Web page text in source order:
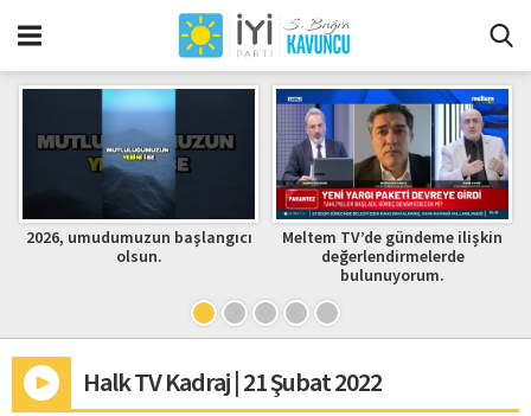
2026, umudumuzun başlangıcı
olsun.
Meltem TV’de gündeme ilişkin
değerlendirmelerde
bulunuyorum.
Halk TV Kadraj | 21 Şubat 2022